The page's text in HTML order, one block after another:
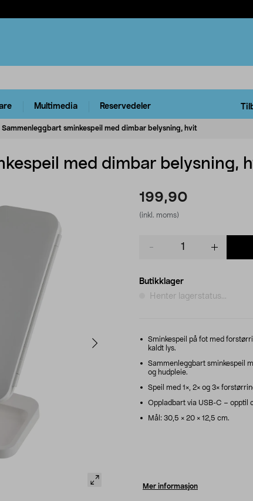
Multimedia Reservedeler
Sammenleggbart sminkespeil med dimbar belysning, hvit
med dimbar belysning,
199,90
(inkl. moms)
Butikklager
Henter lagerstatus...
Sminkespeil på fot med
kaldt lys.
Sammenleggbart sminkespeil
og hudpleie.
Speil med 1×, 2× og 3×
Oppladbart via USB-C – opptil
Mål: 30,5 × 20 × 12,5 cm.
Mer informasjon